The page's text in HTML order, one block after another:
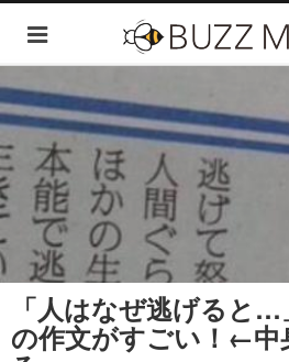
「人はなぜ逃げると
の作文がすごい！←中